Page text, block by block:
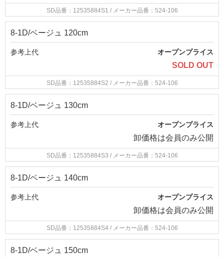
SD品番：12535884S1 / メーカー品番：524-106
8-1D/ベージュ 120cm
参考上代 オープンプライス
SOLD OUT
SD品番：12535884S2 / メーカー品番：524-106
8-1D/ベージュ 130cm
参考上代 オープンプライス
卸価格は会員のみ公開
SD品番：12535884S3 / メーカー品番：524-106
8-1D/ベージュ 140cm
参考上代 オープンプライス
卸価格は会員のみ公開
SD品番：12535884S4 / メーカー品番：524-106
8-1D/ベージュ 150cm